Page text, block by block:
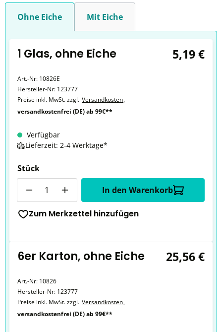
Ohne Eiche Mit Eiche
1 Glas, ohne Eiche 5,19 €
Art.-Nr: 10826E
Hersteller-Nr: 123777
Preise inkl. MwSt. zzgl. Versandkosten,
versandkostenfrei (DE) ab 99€**
Verfügbar
Lieferzeit: 2-4 Werktage*
Stück
In den Warenkorb
Zum Merkzettel hinzufügen
6er Karton, ohne Eiche 25,56 €
Art.-Nr: 10826
Hersteller-Nr: 123777
Preise inkl. MwSt. zzgl. Versandkosten,
versandkostenfrei (DE) ab 99€**